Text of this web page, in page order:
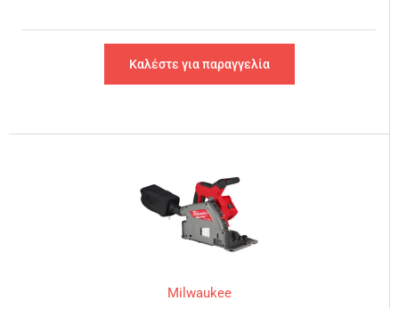
Καλέστε για παραγγελία
Milwaukee